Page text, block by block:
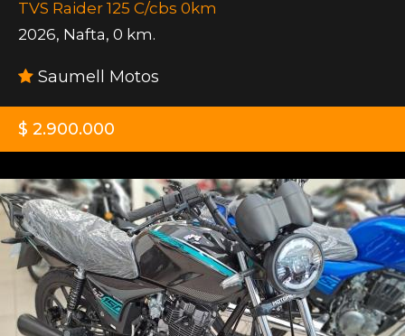
TVS Raider 125 C/cbs 0km
2026, Nafta, 0 km.
Saumell Motos
$ 2.900.000